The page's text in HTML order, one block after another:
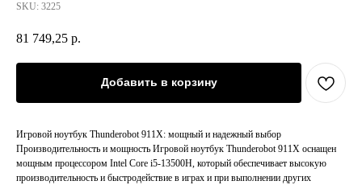
SKU: 3225
81 749,25 р.
Добавить в корзину
Игровой ноутбук Thunderobot 911X: мощный и надежный выбор
Производительность и мощность Игровой ноутбук Thunderobot 911X оснащен
мощным процессором Intel Core i5-13500H, который обеспечивает высокую
производительность и быстродействие в играх и при выполнении других